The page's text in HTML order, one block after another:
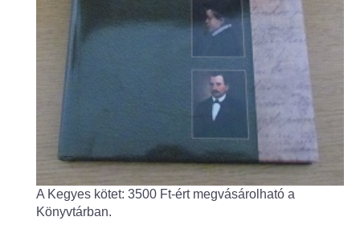
Rákóczi Mozi
HIRDETMÉNYEK
ESEMÉNYEK
TESTVÉRTELEPÜLÉSÜNK:
CSÍKSZÉPVÍZ
A Kegyes kötet: 3500 Ft-ért megvásárolható a
Könyvtárban.